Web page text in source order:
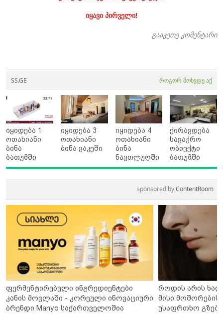
იყავი პირველი!
გააკეთე კომენტარი
SS.GE როგორ მოხვდე აქ
იყიდება 1
ოთახიანი
ბინა
ბათუმში
იყიდება 3
ოთახიანი
ბინა ვაკეში
იყიდება 4
ოთახიანი
ბინა
ნავთლუღში
ქირავდება
სავაჭრო
ობიექტი
ბათუმში
sponsored byContentRoom
ფერმენტირებული ინგრედიენტები
კანის მოვლაში - კორეული ინოვაციური
ბრენდი Manyo საქართველოშია
როდის არის
მისი მოშორების
უსაფრთხო გზები